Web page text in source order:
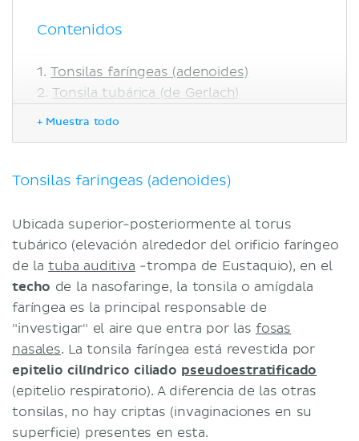
Contenidos
Tonsilas faríngeas (adenoides)
Tonsila tubárica (de Gerlach)
(MALT)
Bibliografía
+ Muestra todo
Tonsilas faríngeas (adenoides)
Ubicada superior-posteriormente al torus
tubárico (elevación alrededor del orificio faríngeo
de latuba auditiva -trompa de Eustaquio), en el
techo de la nasofaringe, la tonsila o amígdala
faríngea es la principal responsable de
"investigar" el aire que entra por las fosas
nasales. La tonsila faríngea está revestida por
epitelio cilíndrico ciliado pseudoestratificado
(epitelio respiratorio). A diferencia de las otras
tonsilas, no hay criptas (invaginaciones en su
superficie) presentes en esta.